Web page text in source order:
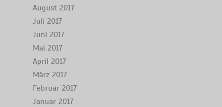
August 2017
Juli 2017
Juni 2017
Mai 2017
April 2017
März 2017
Februar 2017
Januar 2017